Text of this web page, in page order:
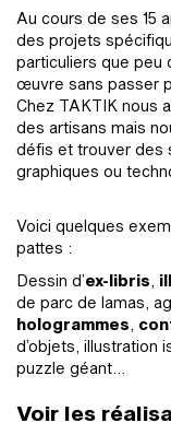
Au cours de ses 15
des projets
particuliers que peu
œuvre sans passer
Chez TAKTIK nous
des artisans mais
défis et trouver des
graphiques ou
Voici quelques
pattes :
Dessin d’ex-libris
de parc de lamas,
hologrammes
d’objets, illustration
puzzle géant...
Voir les